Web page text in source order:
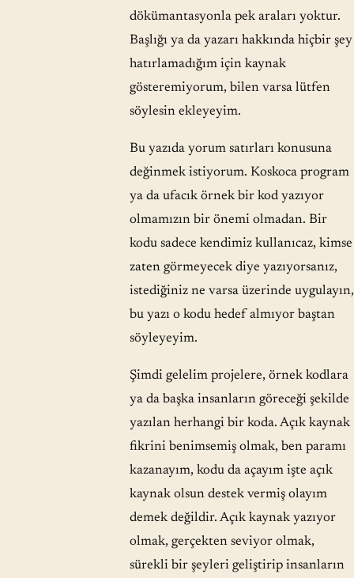
dökümantasyonla pek araları yoktur.
Başlığı ya da yazarı hakkında hiçbir şey
hatırlamadığım için kaynak
gösteremiyorum, bilen varsa lütfen
söylesin ekleyeyim.
Bu yazıda yorum satırları konusuna
değinmek istiyorum. Koskoca program
ya da ufacık örnek bir kod yazıyor
olmamızın bir önemi olmadan. Bir
kodu sadece kendimiz kullanıcaz, kimse
zaten görmeyecek diye yazıyorsanız,
istediğiniz ne varsa üzerinde uygulayın,
bu yazı o kodu hedef almıyor baştan
söyleyeyim.
Şimdi gelelim projelere, örnek kodlara
ya da başka insanların göreceği şekilde
yazılan herhangi bir koda. Açık kaynak
fikrini benimsemiş olmak, ben paramı
kazanayım, kodu da açayım işte açık
kaynak olsun destek vermiş olayım
demek değildir. Açık kaynak yazıyor
olmak, gerçekten seviyor olmak,
sürekli bir şeyleri geliştirip insanların